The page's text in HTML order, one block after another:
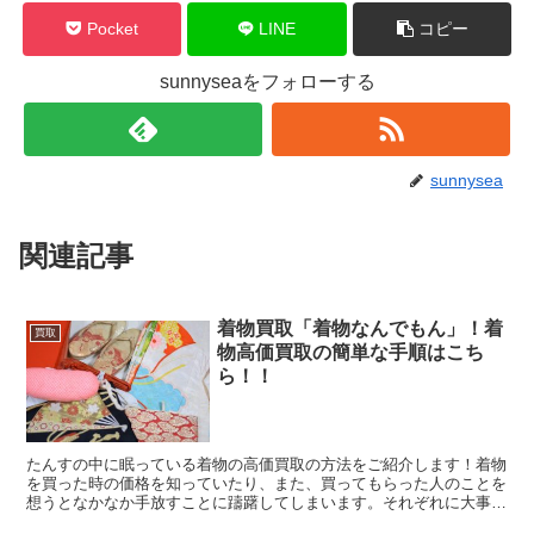
Pocket LINE コピー
sunnyseaをフォローする
sunnysea
関連記事
買取
着物買取「着物なんでもん」！着
物高価買取の簡単な手順はこち
ら！！
たんすの中に眠っている着物の高価買取の方法をご紹介します！着物
を買った時の価格を知っていたり、また、買ってもらった人のことを
想うとなかなか手放すことに躊躇してしまいます。それぞれに大事な